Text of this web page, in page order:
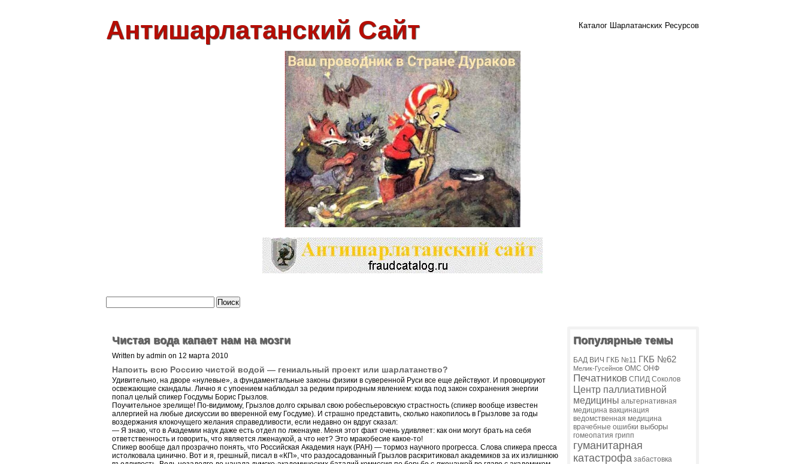
Антишарлатанский Сайт Каталог Шарлатанских Ресурсов
Чистая вода капает нам на мозги
Written by admin on 12 марта 2010
Напоить всю Россию чистой водой — гениальный проект или шарлатанство?
Удивительно, на дворе «нулевые», а фундаментальные законы физики в суверенной Руси все еще действуют. И провоцируют
освежающие скандалы. Лично я с упоением наблюдал за редким природным явлением: когда под закон сохранения энергии
попал целый спикер Госдумы Борис Грызлов.
Поучительное зрелище! По-видимому, Грызлов долго скрывал свою робеспьеровскую страстность (спикер вообще известен
аллергией на любые дискуссии во вверенной ему Госдуме). И страшно представить, сколько накопилось в Грызлове за годы
воздержания клокочущего желания справедливости, если недавно он вдруг сказал:
— Я знаю, что в Академии наук даже есть отдел по лженауке. Меня этот факт очень удивляет: как они могут брать на себя
ответственность и говорить, что является лженаукой, а что нет? Это мракобесие какое-то!
Спикер вообще дал прозрачно понять, что Российская Академия наук (РАН) — тормоз научного прогресса. Слова спикера пресса
истолковала цинично. Вот и я, грешный, писал в «КП», что раздосадованный Грызлов раскритиковал академиков за их излишнюю
Популярные темы
БАД ВИЧ ГКБ №11 ГКБ №62
Мелик-Гусейнов ОМС ОНФ
Печатников СПИД Соколов
Центр паллиативной
медицины альтернативная
медицина вакцинация
ведомственная медицина
врачебные ошибки выборы
гомеопатия грипп
гуманитарная
катастрофа забастовка